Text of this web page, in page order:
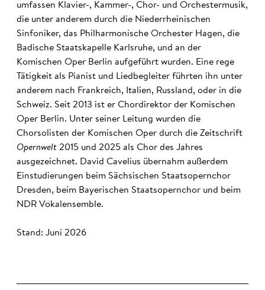
umfassen Klavier-, Kammer-, Chor- und Orchestermusik,
die unter anderem durch die Niederrheinischen
Sinfoniker, das Philharmonische Orchester Hagen, die
Badische Staatskapelle Karlsruhe, und an der
Komischen Oper Berlin aufgeführt wurden. Eine rege
Tätigkeit als Pianist und Liedbegleiter führten ihn unter
anderem nach Frankreich, Italien, Russland, oder in die
Schweiz. Seit 2013 ist er Chordirektor der Komischen
Oper Berlin. Unter seiner Leitung wurden die
Chorsolisten der Komischen Oper durch die Zeitschrift
Opernwelt 2015 und 2025 als Chor des Jahres
ausgezeichnet. David Cavelius übernahm außerdem
Einstudierungen beim Sächsischen Staatsopernchor
Dresden, beim Bayerischen Staatsopernchor und beim
NDR Vokalensemble.
Stand: Juni 2026